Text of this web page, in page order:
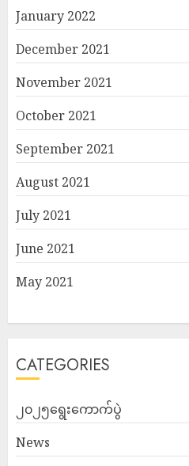
January 2022
December 2021
November 2021
October 2021
September 2021
August 2021
July 2021
June 2021
May 2021
CATEGORIES
၂၀၂၅ရွေးကောက်ပွဲ
News